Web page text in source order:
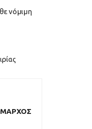
νόμιμη